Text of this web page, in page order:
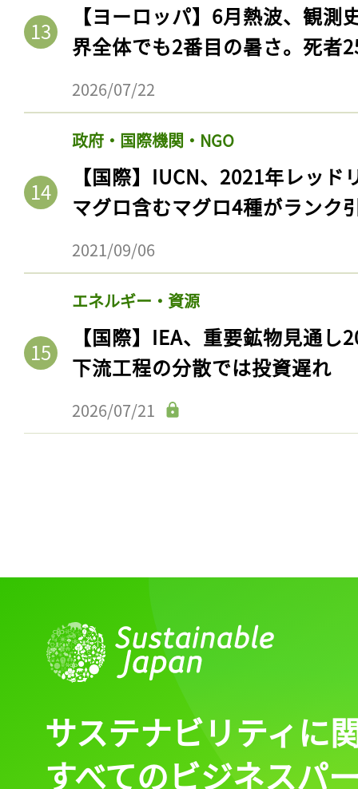
【ヨーロッパ】6月熱波、観
界全体でも2番目の暑さ。死者
2026/07/22
政府・国際機関・NGO
【国際】IUCN、2021年レッ
マグロ含むマグロ4種がランク
2021/09/06
エネルギー・資源
【国際】IEA、重要鉱物見通
下流工程の分散では投資遅れ
2026/07/21
サステナビリティに
すべてのビジネスパ